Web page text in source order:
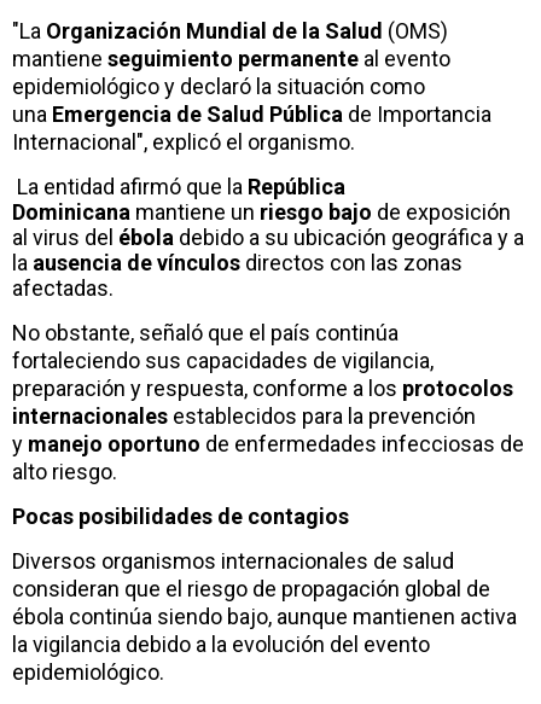
"La Organización Mundial de la Salud (OMS)
mantiene seguimiento permanente al evento
epidemiológico y declaró la situación como
una Emergencia de Salud Pública de Importancia
Internacional", explicó el organismo.
La entidad afirmó que la República
Dominicana mantiene un riesgo bajo de exposición
al virus del ébola debido a su ubicación geográfica y a
la ausencia de vínculos directos con las zonas
afectadas.
No obstante, señaló que el país continúa
fortaleciendo sus capacidades de vigilancia,
preparación y respuesta, conforme a los protocolos
internacionales establecidos para la prevención
y manejo oportuno de enfermedades infecciosas de
alto riesgo.
Pocas posibilidades de contagios
Diversos organismos internacionales de salud
consideran que el riesgo de propagación global de
ébola continúa siendo bajo, aunque mantienen activa
la vigilancia debido a la evolución del evento
epidemiológico.